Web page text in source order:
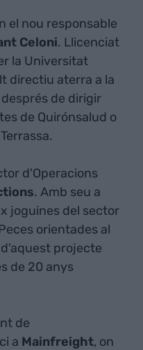
el nou responsable
Celoni. Llicenciat
la Universitat
directiu aterra a la
de dirigir
de Quirónsalud o
d'Operacions
. Amb seu a
joguines del sector
orientades al
projecte
de 20 anys
de
a Mainfreight, on